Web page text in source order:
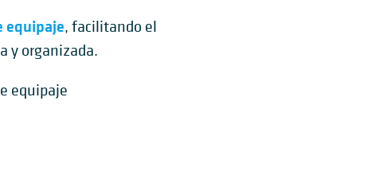
equipaje, facilitando el
y organizada.
equipaje